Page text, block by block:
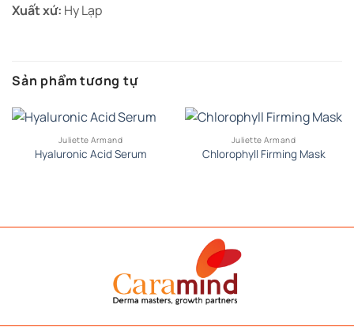
Xuất xứ: Hy Lạp
Sản phẩm tương tự
Juliette Armand
Hyaluronic Acid Serum
Juliette Armand
Chlorophyll Firming Mask